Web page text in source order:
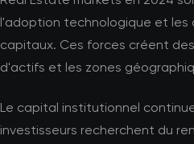
l'adoption technologique et les
capitaux. Ces forces créent
d'actifs et les zones
Le capital institutionnel
investisseurs recherchent du